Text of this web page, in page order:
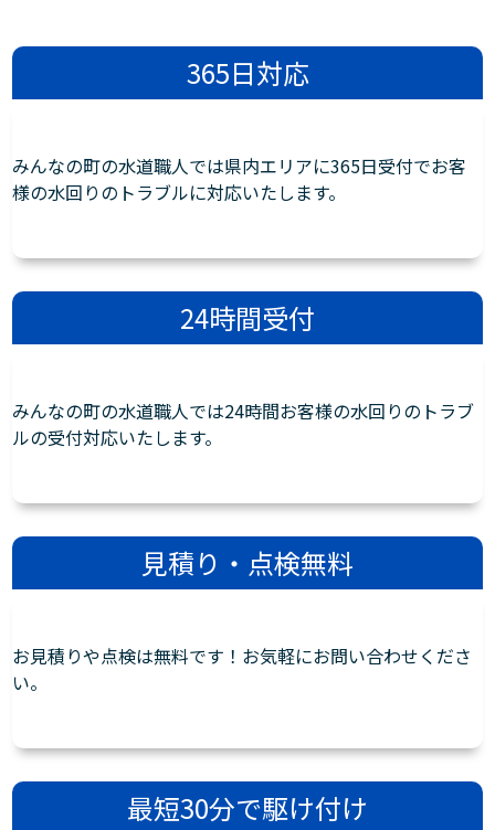
365日対応
みんなの町の水道職人では県内エリアに365日受付でお客
様の水回りのトラブルに対応いたします。
24時間受付
みんなの町の水道職人では24時間お客様の水回りのトラブ
ルの受付対応いたします。
見積り・点検無料
お見積りや点検は無料です！お気軽にお問い合わせくださ
い。
最短30分で駆け付け